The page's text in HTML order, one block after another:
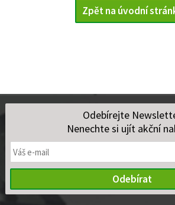
Zpět na úvodní
Odebírejte
Nenechte si ujít akční
Odebírat